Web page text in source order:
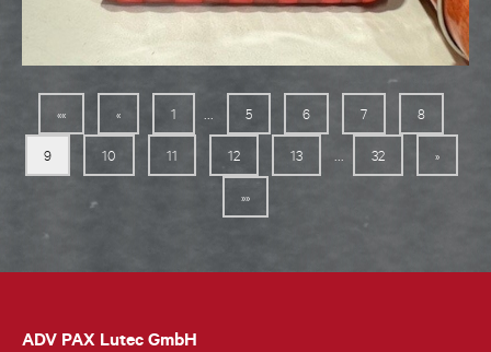
«« « 1 ... 5 6 7 8
9 10 11 12 13 ... 32 »
»»
ADV PAX Lutec GmbH